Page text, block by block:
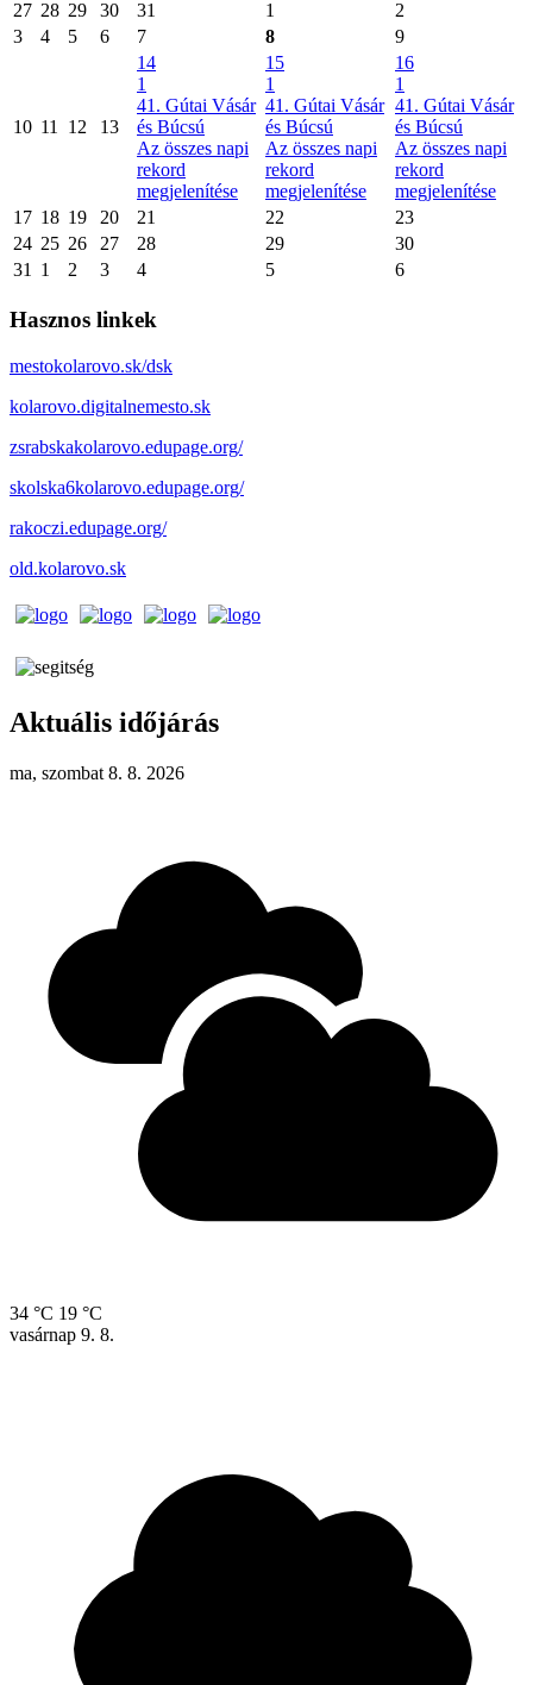
27 28 29 30 31 1
2
3
4 5 6 7 8 9
10 11 12 13
14
1
41. Gútai Vásár
és Búcsú
Az összes napi
rekord
megjelenítése
15
1
41. Gútai Vásár
és Búcsú
Az összes napi
rekord
megjelenítése
16
1
41. Gútai Vásár
és Búcsú
Az összes napi
rekord
megjelenítése
17 18 19 20 21 22
23
24 25 26 27 28 29
30
31
1 2 3 4 5 6
Hasznos linkek
mestokolarovo.sk/dsk
kolarovo.digitalnemesto.sk
zsrabskakolarovo.edupage.org/
skolska6kolarovo.edupage.org/
rakoczi.edupage.org/
old.kolarovo.sk
Aktuális időjárás
ma, szombat 8. 8. 2026
34 °C 19 °C
vasárnap 9. 8.